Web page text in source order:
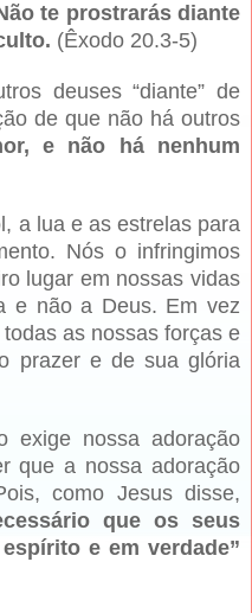
te prostrarás diante
(Êxodo 20.3-5)
deuses “diante” de
de que não há outros
e não há nenhum
a lua e as estrelas para
Nós o infringimos
lugar em nossas vidas
e não a Deus. Em vez
as nossas forças e
prazer e de sua glória
exige nossa adoração
que a nossa adoração
como Jesus disse,
que os seus
e em verdade”